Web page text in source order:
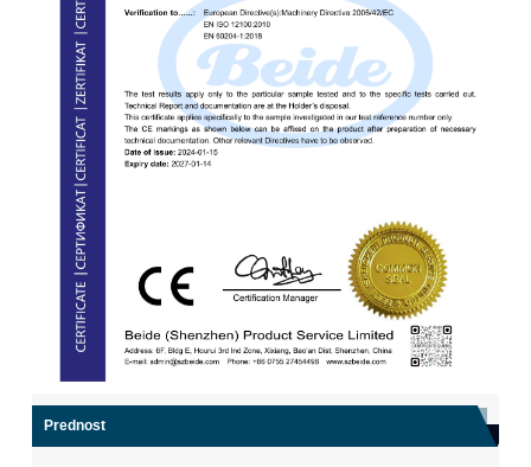
Prednost